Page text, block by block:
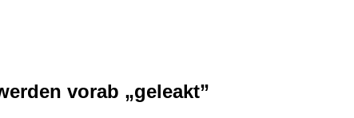
vorab „geleakt”